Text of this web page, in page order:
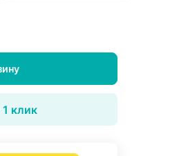
клик